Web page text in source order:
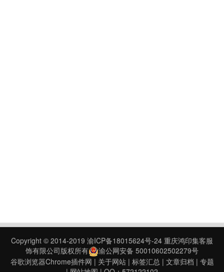
Copyright © 2014-2019 渝ICP备18015624号-24 重庆鸿印集客服
饰有限公司版权所有
渝公网安备 50010602502279号
谷歌浏览器Chrome插件网 | 关于网站| 标签汇总| 文章归档 | 专题